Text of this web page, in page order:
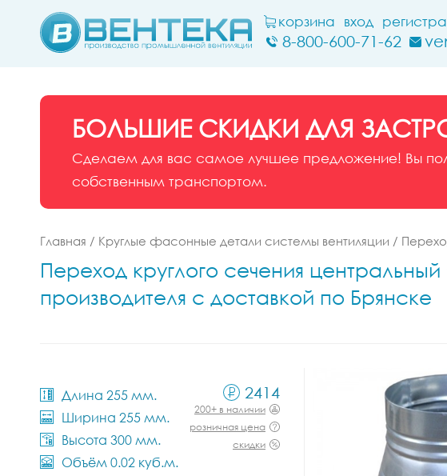
корзина вход
8-800-600-71-62
БОЛЬШИЕ СКИДКИ ДЛЯ
Сделаем для вас самое лучшее предложение! Вы
собственным транспортом.
Главная / Круглые фасонные детали системы вентиляции /
Переход круглого сечения
производителя с доставкой по Брянске
Длина 255 мм.
Ширина 255 мм.
Высота 300 мм.
Объём 0.02 куб.м.
2414
200+ в наличии
розничная цена
скидки